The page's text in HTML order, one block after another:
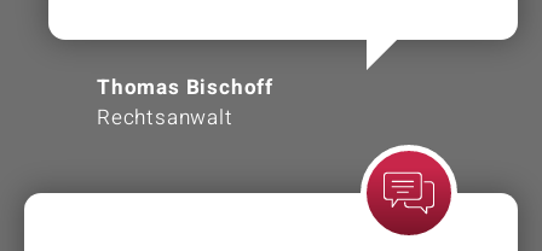
Thomas Bischoff
Rechtsanwalt